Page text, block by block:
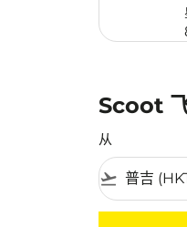
Scoot
从
flight_takeoff